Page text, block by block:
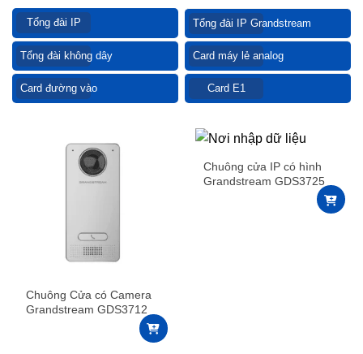
Tổng đài IP Tổng đài IP Grandstream
Tổng đài không dây Card máy lẻ analog
Card đường vào Card E1
Chuông Cửa có Camera
Grandstream GDS3712
Chuông cửa IP có hình
Grandstream GDS3725